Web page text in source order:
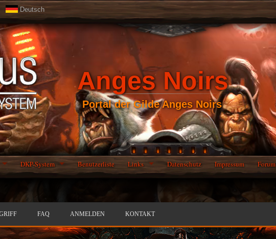
Deutsch
Anges Noirs
Portal der Gilde Anges Noirs
DKP-System Benutzerliste Links Datenschutz Impressum Forum